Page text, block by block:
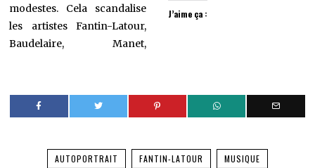
modestes. Cela scandalise
les artistes Fantin-Latour,
Baudelaire, Manet,
J’aime ça :
AUTOPORTRAIT FANTIN-LATOUR
MUSIQUE